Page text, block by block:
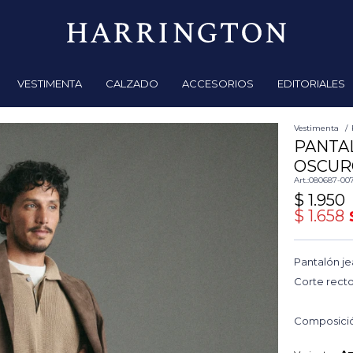
VESTIMENTA CALZADO ACCESORIOS EDITORIALES
Vestimenta
080687-
$ 1.950
$ 1.658
Pantalón
Corte